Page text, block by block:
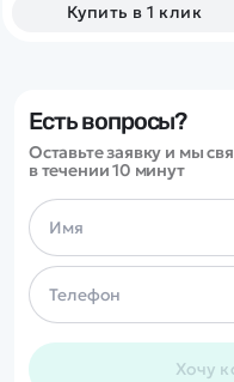
Купить в 1 клик
Есть вопросы?
Оставьте заявку и мы
в течении 10 минут
Хочу